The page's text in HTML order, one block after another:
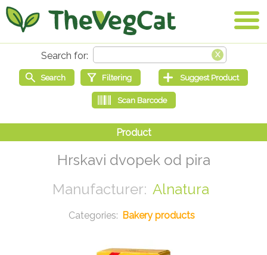
Hrskavi dvopek od pira
Alnatura
Bakery products